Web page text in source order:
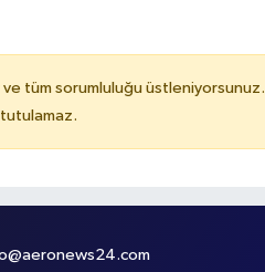
tüm sorumluluğu üstleniyorsunuz.
tutulamaz.